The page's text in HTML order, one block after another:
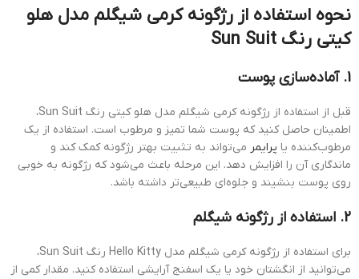
نحوه استفاده از رژگونه کرمی شیگلم مدل هلو
کیتی رنگ Sun Suit
1. آماده‌سازی پوست
قبل از استفاده از رژگونه کرمی شیگلم مدل هلو کیتی رنگ Sun Suit،
اطمینان حاصل کنید که پوست شما تمیز و مرطوب است. استفاده از یک
مرطوب‌کننده یا پرایمر می‌تواند به تثبیت بهتر رژگونه کمک کند و
ماندگاری آن را افزایش دهد. این مرحله باعث می‌شود که رژگونه به خوبی
روی پوست بنشیند و جلوه‌ای طبیعی‌تر داشته باشد.
2. استفاده از رژگونه شیگلم
برای استفاده از رژگونه کرمی شیگلم مدل Hello Kitty رنگ Sun Suit،
می‌توانید از انگشتان خود یا یک اسفنج آرایشی استفاده کنید. مقدار کمی از